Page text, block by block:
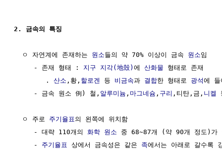
2. 금속의 특징
  ㅇ 자연계에 존재하는
원소들의 약 70% 이상이 금속 원소임
     - 존재 형태 :
지구 지각(地殼) 에 산화물 형태로 존재
        .
산소 ,황, 할로겐 등 비금속과 결합한 형태로 광석에 들
     - 금속 원소 例) 철,
알루미늄 , 마그네슘 , 구리 ,티탄,금, 니켈
  ㅇ 주로
주기율표의 왼쪽에 위치함
     - 대략 110개의
화학 원소 중 68~87개 (약 90개 정도)가
     -
주기율표 상에서 금속성은 같은 족에서는 아래로 갈수